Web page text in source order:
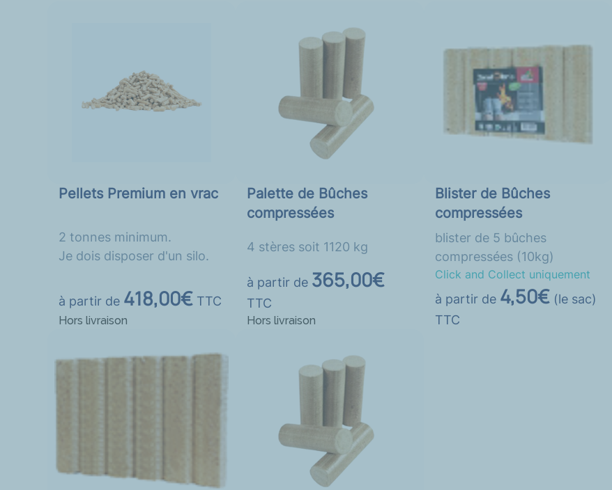
Pellets Premium en vrac
2 tonnes minimum.
Je dois disposer d'un silo.
à partir de 418,00€ TTC
Hors livraison
Palette de Bûches
compressées
4 stères soit 1120 kg
à partir de 365,00€
TTC
Hors livraison
Blister de Bûches
compressées
blister de 5 bûches
compressées (10kg)
Click and Collect uniquement
à partir de 4,50€ (le sac)
TTC